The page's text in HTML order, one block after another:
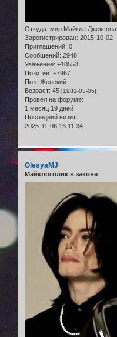
Откуда: мир Майкла Джексона
Зарегистрирован: 2015-10-02
Приглашений: 0
Сообщений: 2948
Уважение: +10553
Позитив: +7967
Пол: Женский
Возраст: 45 [1981-03-05]
Провел на форуме:
1 месяц 19 дней
Последний визит:
2025-11-06 16:11:34
OlesyaMJ
Майклоголик в законе